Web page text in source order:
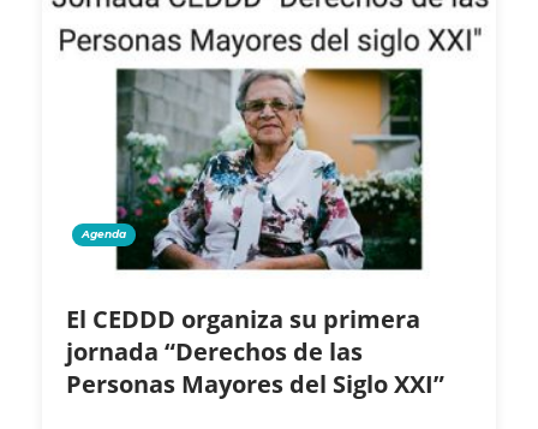
Agenda
El CEDDD organiza su primera
jornada “Derechos de las
Personas Mayores del Siglo XXI”